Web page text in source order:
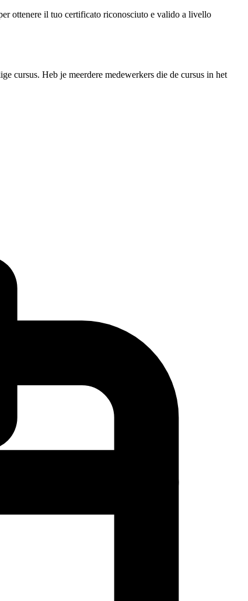
ottenere il tuo certificato riconosciuto e valido a livello
cursus. Heb je meerdere medewerkers die de cursus in het